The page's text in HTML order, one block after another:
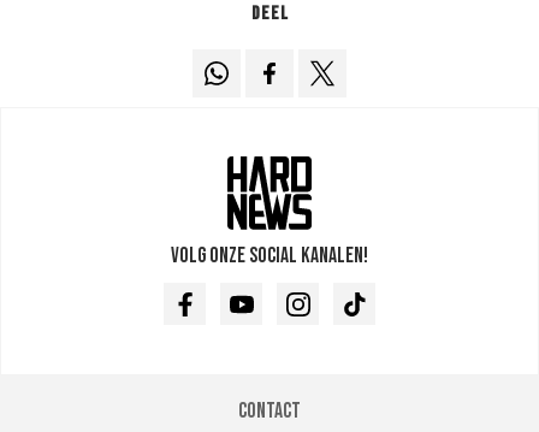
Deel
Volg onze social kanalen!
FacebookYoutubeInstagramTikTok
Contact